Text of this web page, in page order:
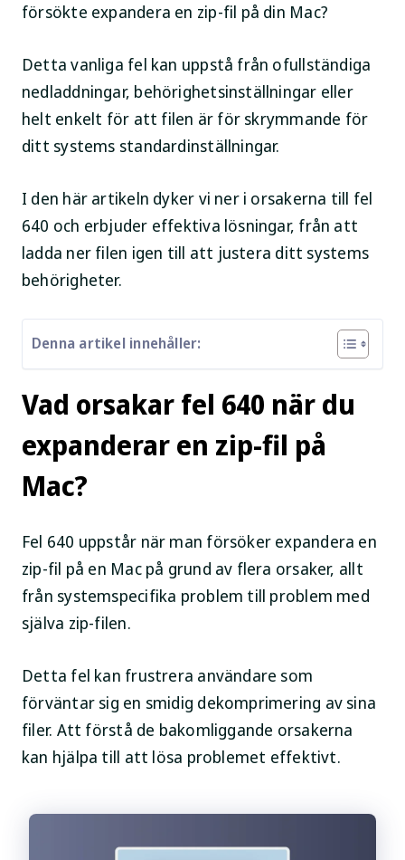
försökte expandera en zip-fil på din Mac?
Detta vanliga fel kan uppstå från ofullständiga
nedladdningar, behörighetsinställningar eller
helt enkelt för att filen är för skrymmande för
ditt systems standardinställningar.
I den här artikeln dyker vi ner i orsakerna till fel
640 och erbjuder effektiva lösningar, från att
ladda ner filen igen till att justera ditt systems
behörigheter.
Denna artikel innehåller:
Vad orsakar fel 640 när du
expanderar en zip-fil på
Mac?
Fel 640 uppstår när man försöker expandera en
zip-fil på en Mac på grund av flera orsaker, allt
från systemspecifika problem till problem med
själva zip-filen.
Detta fel kan frustrera användare som
förväntar sig en smidig dekomprimering av sina
filer. Att förstå de bakomliggande orsakerna
kan hjälpa till att lösa problemet effektivt.